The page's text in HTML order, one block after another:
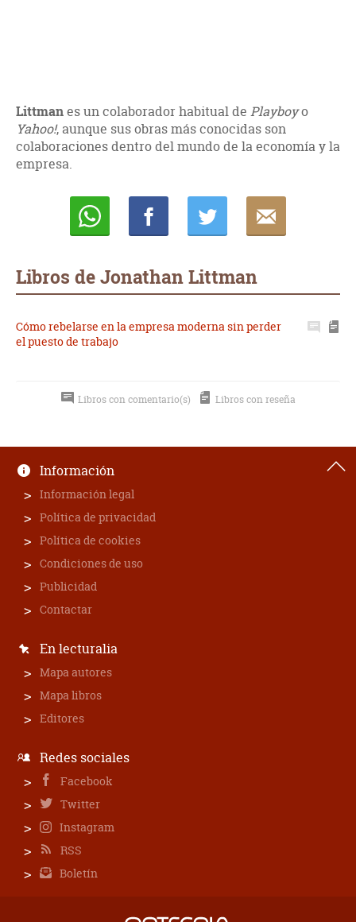
Littmanes un colaborador habitual de Playboyo
Yahoo!, aunque sus obras más conocidas son
colaboraciones dentro del mundo de la economía y la
empresa.
Libros de Jonathan Littman
Cómo rebelarse en la empresa moderna sin perder
el puesto de trabajo
Libros con comentario(s) Libros con reseña
Información
Información legal
Política de privacidad
Política de cookies
Condiciones de uso
Publicidad
Contactar
En lecturalia
Mapa autores
Mapa libros
Editores
Redes sociales
Facebook
Twitter
Instagram
RSS
Boletín